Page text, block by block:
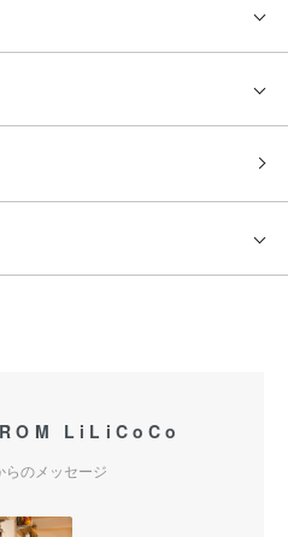
LiLiCoCo
のメッセージ